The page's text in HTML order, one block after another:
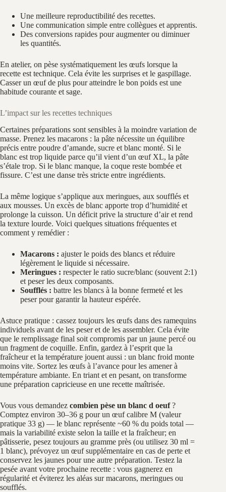
Une meilleure reproductibilité des recettes.
Une communication simple entre collègues et apprentis.
Des conversions rapides pour augmenter ou diminuer
les quantités.
En atelier, on pèse systématiquement les œufs lorsque la
recette est technique. Cela évite les surprises et le gaspillage.
Casser un œuf de plus pour atteindre le bon poids est une
habitude courante et sage.
L’impact sur les recettes techniques
Certaines préparations sont sensibles à la moindre variation de
masse. Prenez les macarons : la pâte nécessite un équilibre
précis entre poudre d’amande, sucre et blanc monté. Si le
blanc est trop liquide parce qu’il vient d’un œuf XL, la pâte
s’étale trop. Si le blanc manque, la coque reste bombée et
fissure. C’est une danse très stricte entre ingrédients.
La même logique s’applique aux meringues, aux soufflés et
aux mousses. Un excès de blanc apporte trop d’humidité et
prolonge la cuisson. Un déficit prive la structure d’air et rend
la texture lourde. Voici quelques situations fréquentes et
comment y remédier :
Macarons : ajuster le poids des blancs et réduire
légèrement le liquide si nécessaire.
Meringues : respecter le ratio sucre/blanc (souvent 2:1)
et peser les deux composants.
Soufflés : battre les blancs à la bonne fermeté et les
peser pour garantir la hauteur espérée.
Astuce pratique : cassez toujours les œufs dans des ramequins
individuels avant de les peser et de les assembler. Cela évite
que le remplissage final soit compromis par un jaune percé ou
un fragment de coquille. Enfin, gardez à l’esprit que la
fraîcheur et la température jouent aussi : un blanc froid monte
moins vite. Sortez les œufs à l’avance pour les amener à
température ambiante. En triant et en pesant, on transforme
une préparation capricieuse en une recette maîtrisée.
Vous vous demandez combien pèse un blanc d oeuf?
Comptez environ 30–36 g pour un œuf calibre M (valeur
pratique 33 g) — le blanc représente ~60 % du poids total —
mais la variabilité existe selon la taille et la fraîcheur; en
pâtisserie, pesez toujours au gramme près (ou utilisez 30 ml =
1 blanc), prévoyez un œuf supplémentaire en cas de perte et
conservez les jaunes pour une autre préparation. Testez la
pesée avant votre prochaine recette : vous gagnerez en
régularité et éviterez les aléas sur macarons, meringues ou
soufflés.